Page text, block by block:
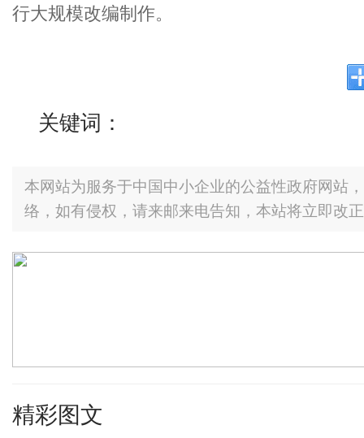
行大规模改编制作。
关键词：
本网站为服务于中国中小企业的公益性政府网站
络，如有侵权，请来邮来电告知，本站将立即改
精彩图文